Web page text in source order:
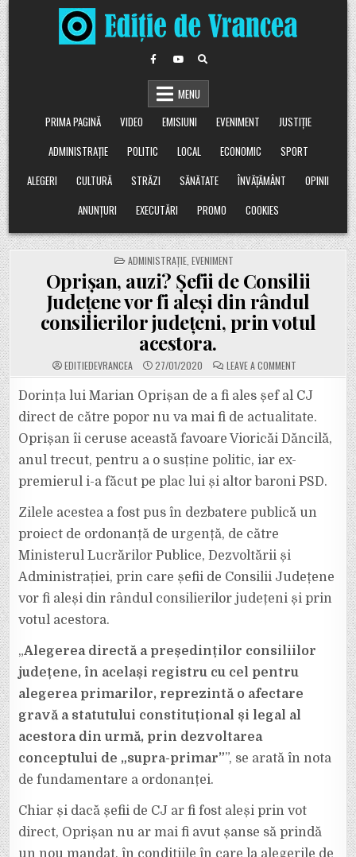
Skip
to
content
MENU
PRIMA PAGINĂ
VIDEO EMISIUNI EVENIMENT
JUSTIȚIE
ADMINISTRAȚIE
POLITIC LOCAL ECONOMIC
SPORT
ALEGERI
CULTURĂ STRĂZI SĂNĂTATE ÎNVĂȚĂMÂNT
OPINII
ANUNȚURI
EXECUTĂRI PROMO COOKIES
POSTED
IN
ADMINISTRAȚIE EVENIMENT
Oprișan, auzi? Șefii de Consilii
Județene vor fi aleși din rândul
consilierilor județeni, prin votul
acestora.
EDITIEDEVRANCEA 27/01/2020 LEAVE A COMMENTON
OPRIȘAN,
ȘEFII
DE
CONSILII
JUDEȚENE
VOR
FI
DIN
CONSILIERILOR
JUDEȚENI,
VOTUL
ACESTORA.
Dorința lui Marian Oprișan de a fi ales șef al CJ
direct de către popor nu va mai fi de actualitate.
Oprișan îi ceruse această favoare Vioricăi Dăncilă,
anul trecut, pentru a o susține politic, iar ex-
premierul i-a făcut pe plac lui și altor baroni PSD.
Zilele acestea a fost pus în dezbatere publică un
proiect de ordonanță de urgență, de către
Ministerul Lucrărilor Publice, Dezvoltării și
Administrației, prin care șefii de Consilii Județene
vor fi aleși din rândul consilierilor județeni și prin
votul acestora.
„​Alegerea directă a președinților consiliilor
județene, în același registru cu cel pentru
alegerea primarilor, reprezintă o afectare
gravă a statutului constituțional și legal al
acestora din urmă, prin dezvoltarea
conceptului de „supra-primar””, se arată în nota
de fundamentare a ordonanței.
Chiar și dacă șefii de CJ ar fi fost aleși prin vot
direct, Oprișan nu ar mai fi avut șanse să prindă
un nou mandat, în condițiile în care la alegerile de